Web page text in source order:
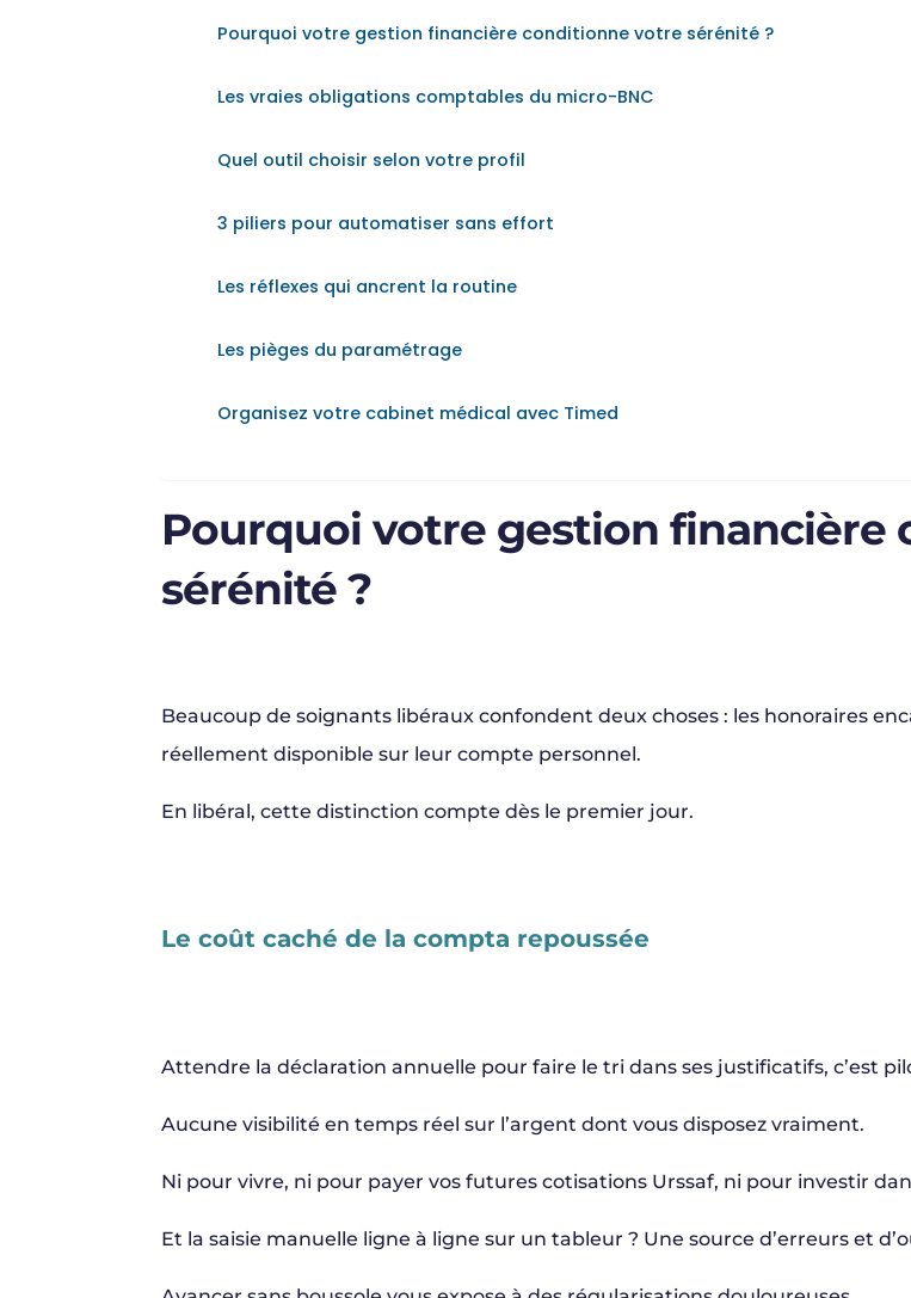
Pourquoi votre gestion financière conditionne votre sérénité ?
Les vraies obligations comptables du micro-BNC
Quel outil choisir selon votre profil
3 piliers pour automatiser sans effort
Les réflexes qui ancrent la routine
Les pièges du paramétrage
Organisez votre cabinet médical avec Timed
Pourquoi votre gestion financière
sérénité ?
Beaucoup de soignants libéraux confondent deux choses : les honoraires
réellement disponible sur leur compte personnel.
En libéral, cette distinction compte dès le premier jour.
Le coût caché de la compta repoussée
Attendre la déclaration annuelle pour faire le tri dans ses justificatifs, c’est
Aucune visibilité en temps réel sur l’argent dont vous disposez vraiment.
Ni pour vivre, ni pour payer vos futures cotisations Urssaf, ni pour investir
Et la saisie manuelle ligne à ligne sur un tableur ? Une source d’erreurs et